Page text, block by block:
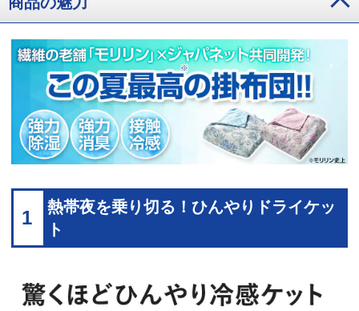
1
熱帯夜を乗り切る！ひんやりドライケッ
ト